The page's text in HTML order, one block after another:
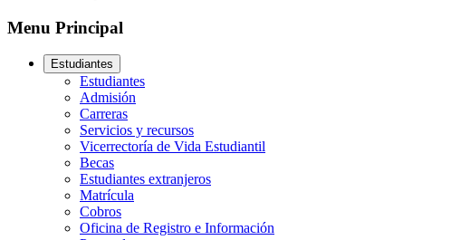
Menu Principal
Estudiantes
Estudiantes
Admisión
Carreras
Servicios y recursos
Vicerrectoría de Vida Estudiantil
Becas
Estudiantes extranjeros
Matrícula
Cobros
Oficina de Registro e Información